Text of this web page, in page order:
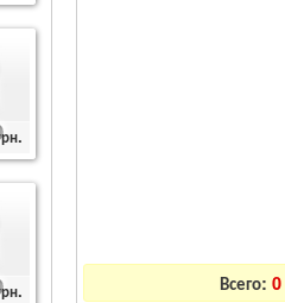
Всего: 0